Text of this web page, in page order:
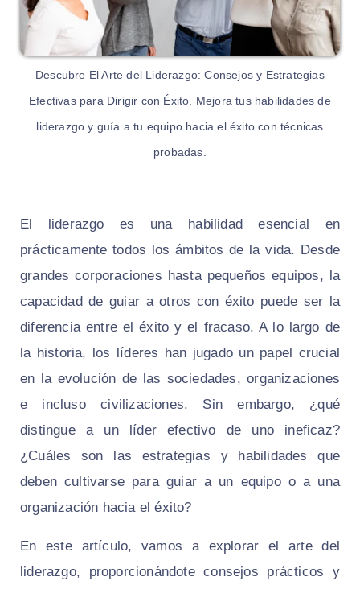
Descubre El Arte del Liderazgo: Consejos y Estrategias
Efectivas para Dirigir con Éxito. Mejora tus habilidades de
liderazgo y guía a tu equipo hacia el éxito con técnicas
probadas.
El liderazgo es una habilidad esencial en
prácticamente todos los ámbitos de la vida. Desde
grandes corporaciones hasta pequeños equipos, la
capacidad de guiar a otros con éxito puede ser la
diferencia entre el éxito y el fracaso. A lo largo de
la historia, los líderes han jugado un papel crucial
en la evolución de las sociedades, organizaciones
e incluso civilizaciones. Sin embargo, ¿qué
distingue a un líder efectivo de uno ineficaz?
¿Cuáles son las estrategias y habilidades que
deben cultivarse para guiar a un equipo o a una
organización hacia el éxito?
En este artículo, vamos a explorar el arte del
liderazgo, proporcionándote consejos prácticos y